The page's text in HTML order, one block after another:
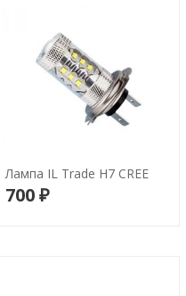
Лампа IL Trade H7 CREE
700 ₽В корзину